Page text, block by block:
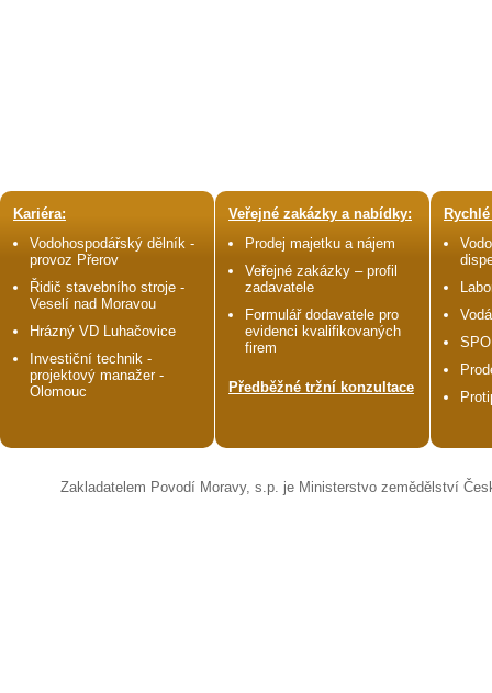
Kariéra:
Vodohospodářský dělník -
provoz Přerov
Řidič stavebního stroje -
Veselí nad Moravou
Hrázný VD Luhačovice
Investiční technik -
projektový manažer -
Olomouc
Veřejné zakázky a nabídky:
Prodej majetku a nájem
Veřejné zakázky – profil
zadavatele
Formulář dodavatele pro
evidenci kvalifikovaných
firem
Předběžné tržní konzultace
Zakladatelem Povodí Moravy, s.p. je Ministerstvo zemědělství